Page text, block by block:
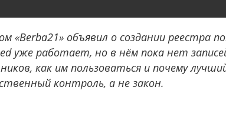
«Berba21» объявил о создании реестра
уже работает, но в нём пока нет
как им пользоваться и почему
контроль, а не закон.